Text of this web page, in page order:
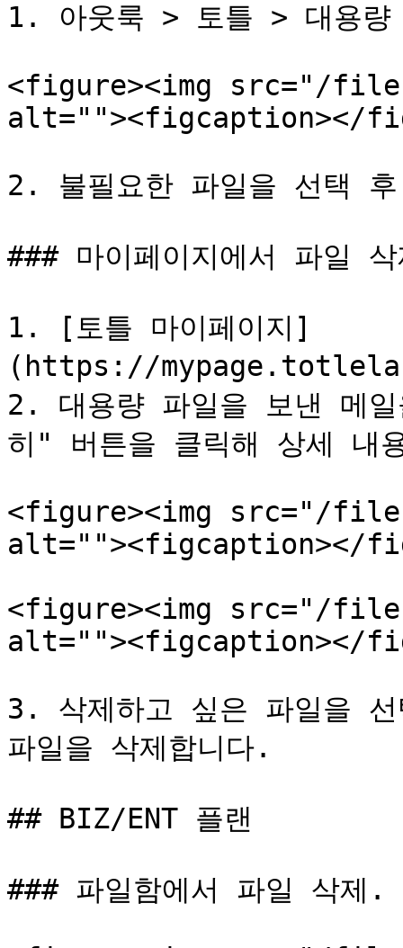
1. 아웃룩 > 토틀 > 대용량
<figure><img src="/files/
alt=""><figcaption></
2. 불필요한 파일을 선택
### 마이페이지에서 파일 삭
1. [토틀 마이페이지]
(https://
2. 대용량 파일을 보낸 메
히" 버튼을 클릭해 상세 내
<figure><img src="/files/
alt=""><figcaption></
<figure><img src="/files/
alt=""><figcaption></
3. 삭제하고 싶은 파일을
파일을 삭제합니다.
## BIZ/ENT 플랜
### 파일함에서 파일 삭제.